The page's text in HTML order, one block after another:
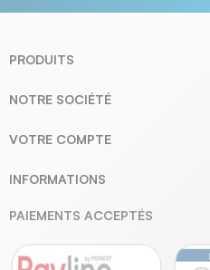
PRODUITS
NOTRE SOCIÉTÉ
VOTRE COMPTE
INFORMATIONS
PAIEMENTS ACCEPTÉS